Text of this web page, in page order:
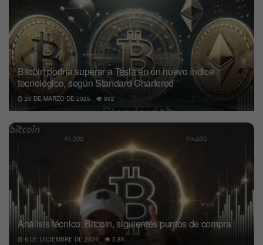
Bitcoin podría superar a Tesla en un nuevo índice
tecnológico, según Standard Chartered
26 DE MARZO DE 2025 992
Análisis técnico: Bitcoin, siguientes puntos de compra
6 DE DICIEMBRE DE 2024 5.8K